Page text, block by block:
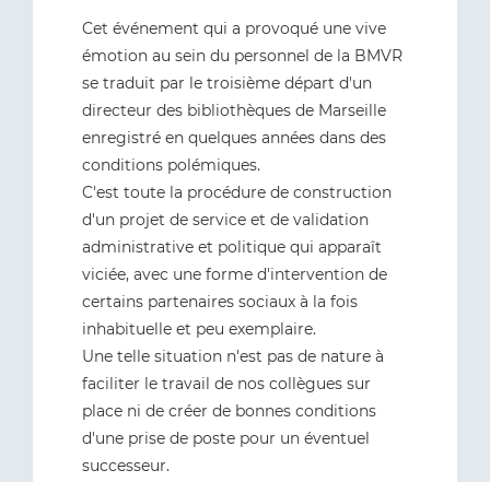
Cet événement qui a provoqué une vive
émotion au sein du personnel de la BMVR
se traduit par le troisième départ d'un
directeur des bibliothèques de Marseille
enregistré en quelques années dans des
conditions polémiques.
C'est toute la procédure de construction
d'un projet de service et de validation
administrative et politique qui apparaît
viciée, avec une forme d'intervention de
certains partenaires sociaux à la fois
inhabituelle et peu exemplaire.
Une telle situation n'est pas de nature à
faciliter le travail de nos collègues sur
place ni de créer de bonnes conditions
d'une prise de poste pour un éventuel
successeur.